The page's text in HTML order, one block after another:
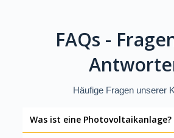
FAQs -
Häufige Fragen unserer
Was ist eine Photovoltaikanlage?